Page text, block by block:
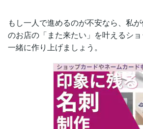
もし一人で進めるのが不安なら、私
のお店の「また来たい」を叶えるシ
一緒に作り上げましょう。